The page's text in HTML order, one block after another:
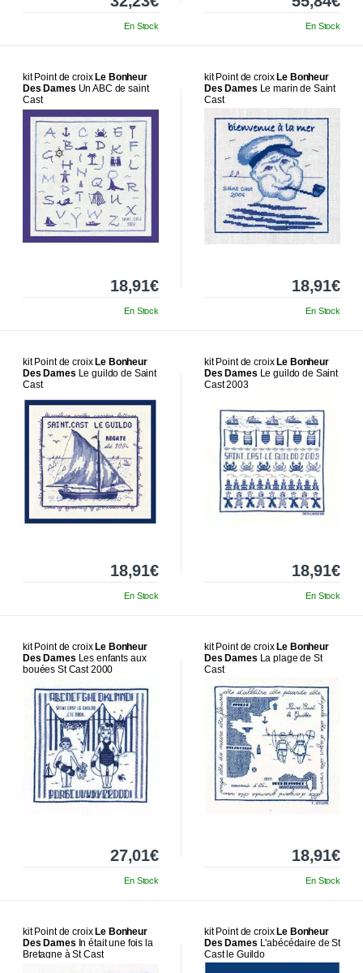
En Stock En Stock
kit Point de croix Le Bonheur
Des Dames Un ABC de saint
Cast
18,91€
En Stock
kit Point de croix Le Bonheur
Des Dames Le marin de Saint
Cast
18,91€
En Stock
kit Point de croix Le Bonheur
Des Dames Le guildo de Saint
Cast
18,91€
En Stock
kit Point de croix Le Bonheur
Des Dames Le guildo de Saint
Cast 2003
18,91€
En Stock
kit Point de croix Le Bonheur
Des Dames Les enfants aux
bouées St Cast 2000
27,01€
En Stock
kit Point de croix Le Bonheur
Des Dames La plage de St
Cast
18,91€
En Stock
kit Point de croix Le Bonheur
Des Dames In était une fois la
Bretagne à St Cast
kit Point de croix Le Bonheur
Des Dames L'abécédaire de St
Cast le Guildo